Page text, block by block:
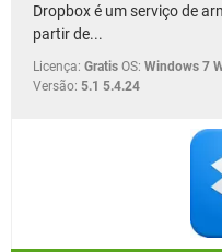
Dropbox é um serviço de
partir de...
Licença: Gratis OS: Windows 7
Versão: 5.1 5.4.24